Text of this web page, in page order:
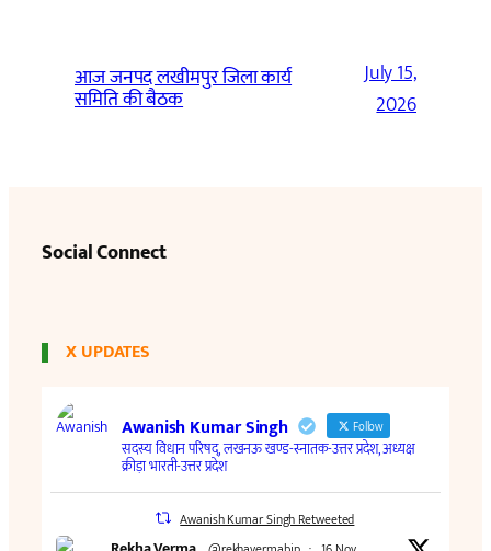
आज जनपद लखीमपुर जिला कार्य
समिति की बैठक
July 15,
2026
Social Connect
X UPDATES